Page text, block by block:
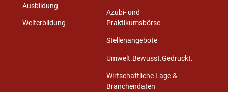
Ausbildung
Weiterbildung
Azubi- und
Praktikumsbörse
Stellenangebote
Umwelt.Bewusst.Gedruckt.
Wirtschaftliche Lage &
Branchendaten